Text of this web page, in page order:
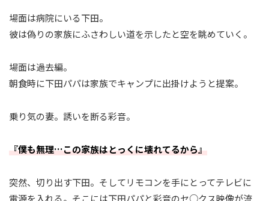
場面は病院にいる下田。
彼は偽りの家族にふさわしい道を示したと空を眺めていく。
場面は過去編。
朝食時に下田パパは家族でキャンプに出掛けようと提案。
乗り気の妻。誘いを断る彩音。
『僕も無理…この家族はとっくに壊れてるから』
突然、切り出す下田。そしてリモコンを手にとってテレビに
電源を入れる。そこには下田パパと彩音のセ○クス映像が流